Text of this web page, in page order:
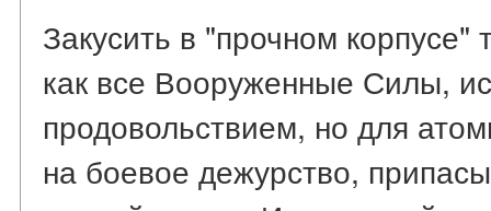
Закусить в "прочном
как все Вооруженные Силы,
продовольствием, но для
на боевое дежурство,